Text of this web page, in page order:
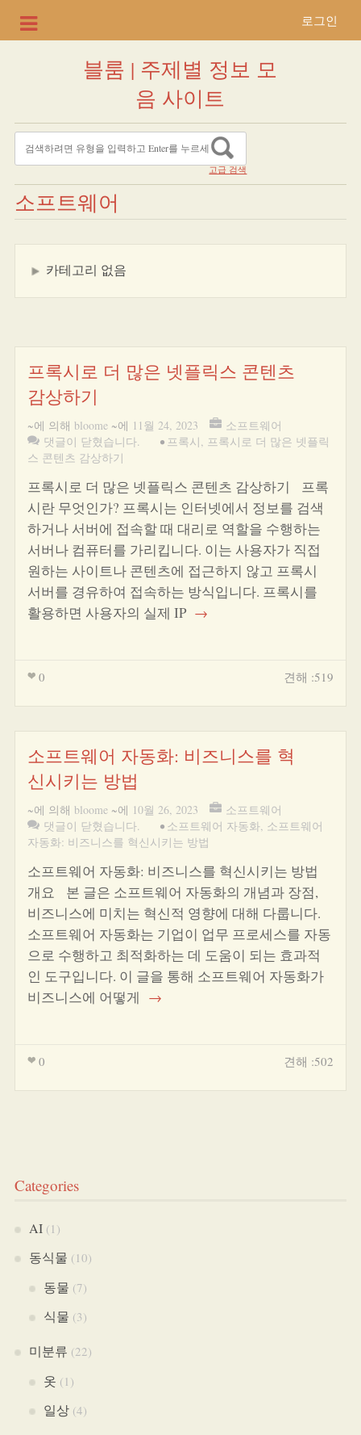
로그인
블룸 | 주제별 정보 모
음 사이트
고급 검색
소프트웨어
카테고리 없음
프록시로 더 많은 넷플릭스 콘텐츠
감상하기
~에 의해 bloome ~에 11월 24, 2023
소프트웨어
댓글이 닫혔습니다.
• 프록시, 프록시로 더 많은 넷플릭
스 콘텐츠 감상하기
프록시로 더 많은 넷플릭스 콘텐츠 감상하기 프록
시란 무엇인가? 프록시는 인터넷에서 정보를 검색
하거나 서버에 접속할 때 대리로 역할을 수행하는
서버나 컴퓨터를 가리킵니다. 이는 사용자가 직접
원하는 사이트나 콘텐츠에 접근하지 않고 프록시
서버를 경유하여 접속하는 방식입니다. 프록시를
활용하면 사용자의 실제 IP →
0 견해 :519
소프트웨어 자동화: 비즈니스를 혁
신시키는 방법
~에 의해 bloome ~에 10월 26, 2023
소프트웨어
댓글이 닫혔습니다.
• 소프트웨어 자동화, 소프트웨어
자동화: 비즈니스를 혁신시키는 방법
소프트웨어 자동화: 비즈니스를 혁신시키는 방법
개요 본 글은 소프트웨어 자동화의 개념과 장점,
비즈니스에 미치는 혁신적 영향에 대해 다룹니다.
소프트웨어 자동화는 기업이 업무 프로세스를 자동
으로 수행하고 최적화하는 데 도움이 되는 효과적
인 도구입니다. 이 글을 통해 소프트웨어 자동화가
비즈니스에 어떻게 →
0 견해 :502
Categories
AI(1)
동식물 (10)
동물 (7)
식물 (3)
미분류 (22)
옷 (1)
일상(4)